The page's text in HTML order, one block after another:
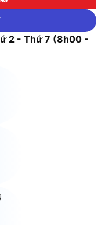
2 - Thứ 7 (8h00 -
)